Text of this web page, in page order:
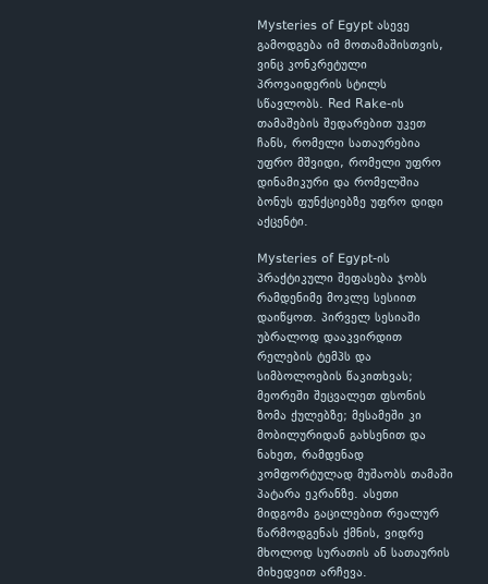
Mysteries of Egypt ასევე
გამოდგება იმ მოთამაშისთვის,
ვინც კონკრეტული
პროვაიდერის სტილს
სწავლობს. Red Rake-ის
თამაშების შედარებით უკეთ
ჩანს, რომელი სათაურებია
უფრო მშვიდი, რომელი უფრო
დინამიკური და რომელშია
ბონუს ფუნქციებზე უფრო დიდი
აქცენტი.
Mysteries of Egypt-ის
პრაქტიკული შეფასება ჯობს
რამდენიმე მოკლე სესიით
დაიწყოთ. პირველ სესიაში
უბრალოდ დააკვირდით
რელების ტემპს და
სიმბოლოების წაკითხვას;
მეორეში შეცვალეთ ფსონის
ზომა ქულებზე; მესამეში კი
მობილურიდან გახსენით და
ნახეთ, რამდენად
კომფორტულად მუშაობს თამაში
პატარა ეკრანზე. ასეთი
მიდგომა გაცილებით რეალურ
წარმოდგენას ქმნის, ვიდრე
მხოლოდ სურათის ან სათაურის
მიხედვით არჩევა.